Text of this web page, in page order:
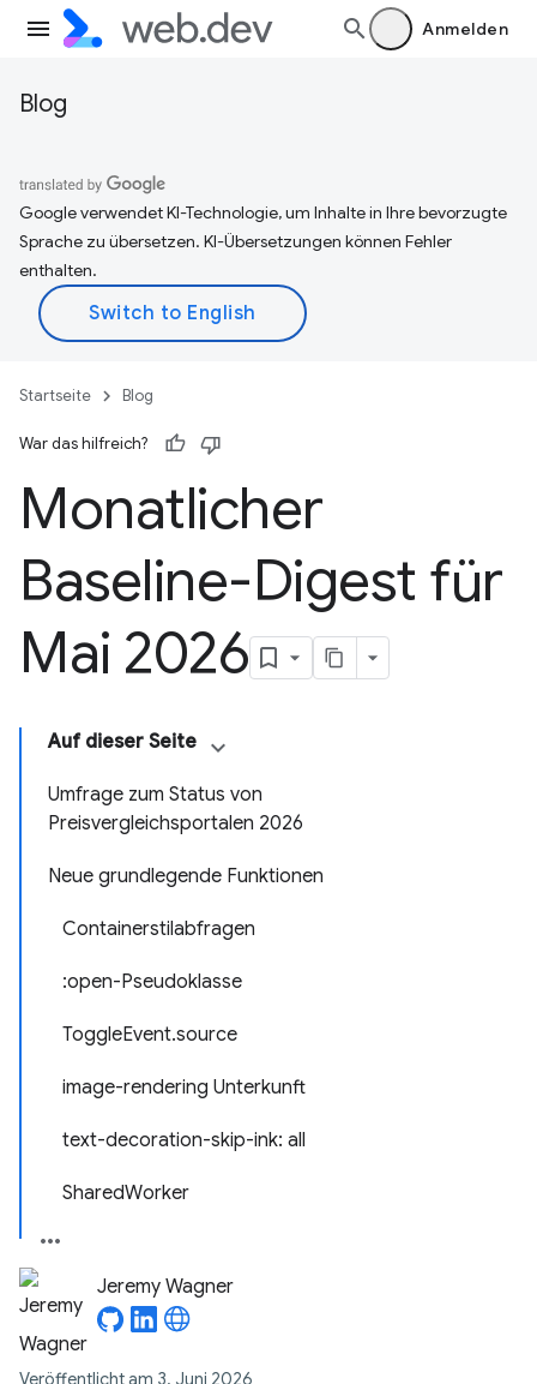
Anmelden
Blog
Google verwendet KI-Technologie, um Inhalte in Ihre bevorzugte
Sprache zu übersetzen. KI-Übersetzungen können Fehler
enthalten.
Startseite Blog
War das hilfreich?
Monatlicher
Baseline-Digest für
Mai 2026
Auf dieser Seite
Umfrage zum Status von
Preisvergleichsportalen 2026
Neue grundlegende Funktionen
Containerstilabfragen
:open-Pseudoklasse
ToggleEvent.source
image-rendering Unterkunft
text-decoration-skip-ink: all
SharedWorker
Jeremy Wagner
Veröffentlicht am 3. Juni 2026